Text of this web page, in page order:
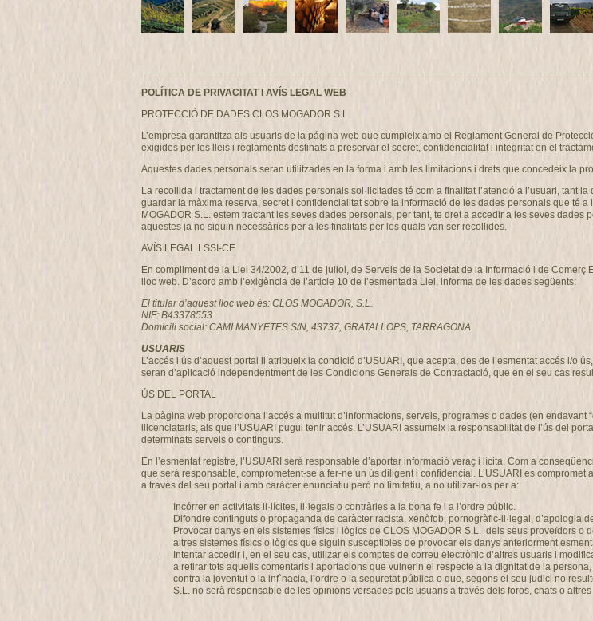
POLÍTICA DE PRIVACITAT I AVÍS LEGAL WEB
PROTECCIÓ DE DADES CLOS MOGADOR S.L.
L’empresa garantitza als usuaris de la página web que cumpleix amb el Reglament General de
exigides per les lleis i reglaments destinats a preservar el secret, confidencialitat i integritat en el
Aquestes dades personals seran utilitzades en la forma i amb les limitacions i drets que concedeix la
La recollida i tractament de les dades personals sol·licitades té com a finalitat l’atenció a l’usuari, tant
guardar la màxima reserva, secret i confidencialitat sobre la informació de les dades personals que té
MOGADOR S.L. estem tractant les seves dades personals, per tant, te dret a accedir a les seves
aquestes ja no siguin necessàries per a les finalitats per les quals van ser recollides.
AVÍS LEGAL LSSI-CE
En compliment de la Llei 34/2002, d’11 de juliol, de Serveis de la Societat de la Informació i de Comerç
lloc web. D’acord amb l’exigència de l’article 10 de l’esmentada Llei, informa de les dades següents:
El titular d’aquest lloc web és: CLOS MOGADOR, S.L.
NIF: B43378553
Domicili social: CAMI MANYETES S/N, 43737, GRATALLOPS, TARRAGONA
USUARIS
L’accés i ús d’aquest portal li atribueix la condició d’USUARI, que acepta, des de l’esmentat accés i/o
seran d’aplicació independentment de les Condicions Generals de Contractació, que en el seu cas
ÚS DEL PORTAL
La pàgina web proporciona l’accés a multitut d’informacions, serveis, programes o dades (en
llicenciataris, als que l’USUARI pugui tenir accés. L’USUARI assumeix la responsabilitat de l’ús del
determinats serveis o continguts.
En l’esmentat registre, l’USUARI será responsable d’aportar informació veraç i lícita. Com a
que serà responsable, comprometent-se a fer-ne un ús diligent i confidencial. L’USUARI es
a través del seu portal i amb caràcter enunciatiu però no limitatiu, a no utilizar-los per a:
Incórrer en activitats il·lícites, il·legals o contràries a la bona fe i a l’ordre públic.
Difondre continguts o propaganda de caràcter racista, xenòfob, pornogràfic-il·legal, d’apologia
Provocar danys en els sistemes físics i lògics de CLOS MOGADOR S.L. dels seus proveïdors
altres sistemes físics o lògics que siguin susceptibles de provocar els danys anteriorment
Intentar accedir i, en el seu cas, utilizar els comptes de correu electrònic d’altres usuaris i
a retirar tots aquells comentaris i aportacions que vulnerin el respecte a la dignitat de la
contra la joventut o la inf`nacia, l’ordre o la seguretat pública o que, segons el seu judici no
S.L. no serà responsable de les opinions versades pels usuaris a través dels foros, chats o